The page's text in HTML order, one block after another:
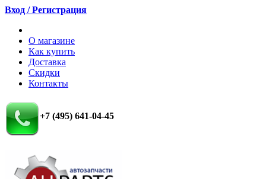
Вход / Регистрация
О магазине
Как купить
Доставка
Скидки
Контакты
+7 (495) 641-04-45